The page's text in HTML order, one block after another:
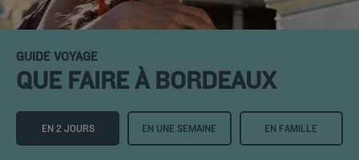
GUIDE VOYAGE
QUE FAIRE À BORDEAUX
EN 2 JOURS EN UNE SEMAINE EN FAMILLE